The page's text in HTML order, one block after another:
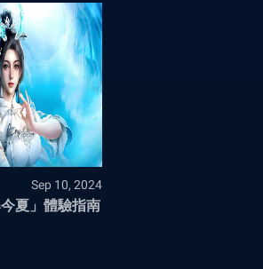
Sep 10, 2024
夏」體驗指南